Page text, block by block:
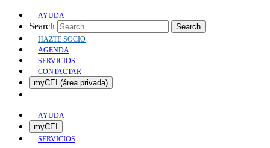
AYUDA
Search Search
HAZTE SOCIO
AGENDA
SERVICIOS
CONTACTAR
myCEI (área privada)
AYUDA
myCEI
SERVICIOS